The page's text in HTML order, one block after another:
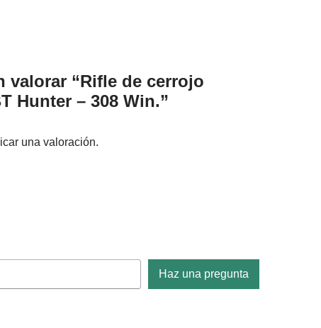
valorar “Rifle de cerrojo
Hunter – 308 Win.”
una valoración.
Haz una pregunta